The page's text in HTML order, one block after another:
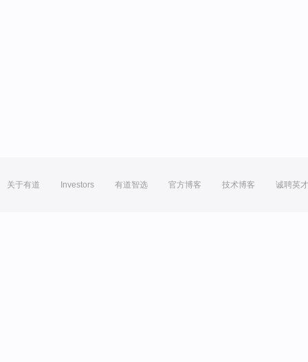
关于有道 Investors 有道智选 官方博客 技术博客 诚聘英才